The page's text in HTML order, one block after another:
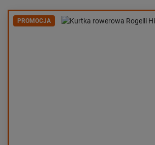
Cena:
PROMOCJA